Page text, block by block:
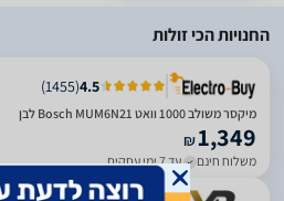
החנויות הכי זולות
4.5
(
1455
)
מיקסר משולב 1000 וואט Bosch MUM6N21 לבן
₪1,349
משלוח חינם עד 7 ימי עסקים